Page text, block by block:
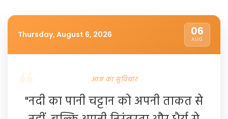
Thursday, August 6, 2026 06
AUG
आज का सुविचार
"नदी का पानी चट्टान को अपनी ताकत से